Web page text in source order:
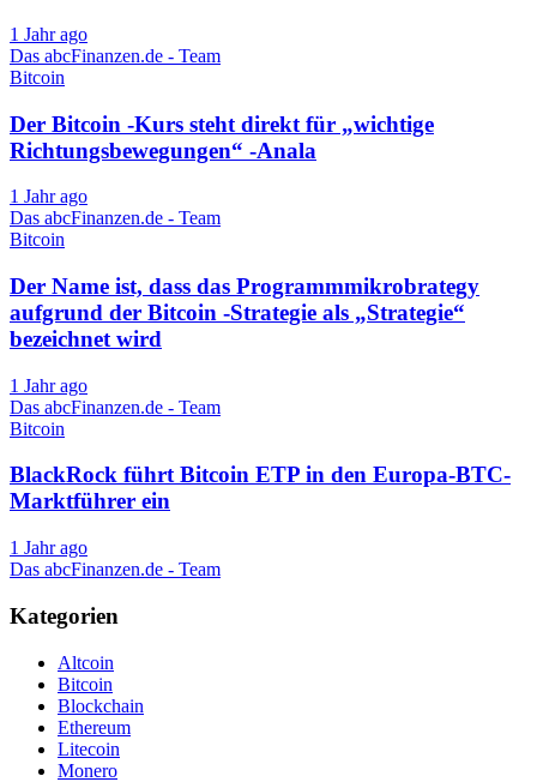
1 Jahr ago
Das abcFinanzen.de - Team
Bitcoin
Der Bitcoin -Kurs steht direkt für „wichtige
Richtungsbewegungen“ -Anala
1 Jahr ago
Das abcFinanzen.de - Team
Bitcoin
Der Name ist, dass das Programmmikrobrategy
aufgrund der Bitcoin -Strategie als „Strategie“
bezeichnet wird
1 Jahr ago
Das abcFinanzen.de - Team
Bitcoin
BlackRock führt Bitcoin ETP in den Europa-BTC-
Marktführer ein
1 Jahr ago
Das abcFinanzen.de - Team
Kategorien
Altcoin
Bitcoin
Blockchain
Ethereum
Litecoin
Monero